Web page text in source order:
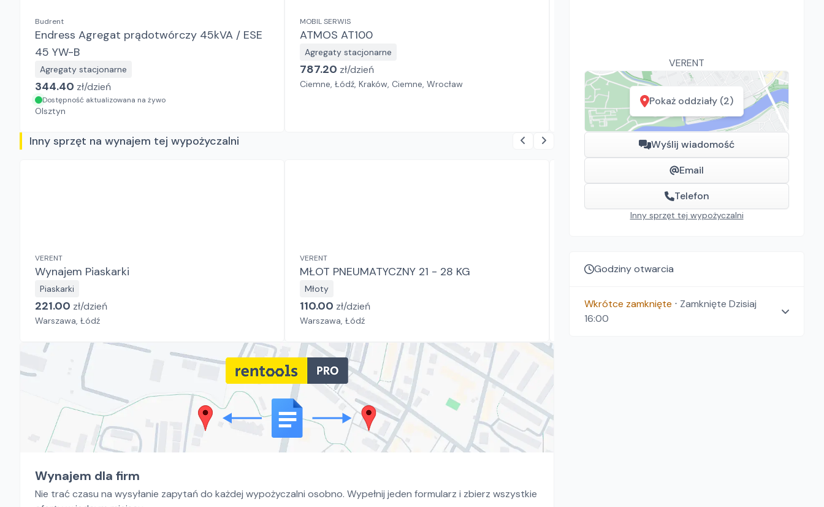
VERENT
Pokaż oddziały (2)
Wyślij wiadomość
Email
Telefon
Inny sprzęt tej wypożyczalni
Godziny otwarcia
Wkrótce zamknięte ⋅ Zamknięte Dzisiaj
16:00
Budrent
Endress Agregat prądotwórczy 45kVA / ESE
45 YW-B
Agregaty stacjonarne
344.40 zł/dzień
Dostępność aktualizowana na żywo
Olsztyn
MOBIL SERWIS
ATMOS AT100
Agregaty stacjonarne
787.20 zł/dzień
Ciemne, Łódź, Kraków, Ciemne, Wrocław
1045.50 zł/dzień
Ciemne, Łódź, Kraków, Ciemne, Wrocław
Inny sprzęt na wynajem tej wypożyczalni
VERENT
Wynajem Piaskarki
Piaskarki
221.00 zł/dzień
Warszawa, Łódź
VERENT
MŁOT PNEUMATYCZNY 21 - 28 KG
Młoty
110.00 zł/dzień
Warszawa, Łódź
POJEMNIK DO BETONU KWADRATOWY
159.00zł/dzień
Warszawa, Łódź
Wynajem dla firm
Nie trać czasu na wysyłanie zapytań do każdej wypożyczalni osobno. Wypełnij jeden formularz i zbierz wszystkie